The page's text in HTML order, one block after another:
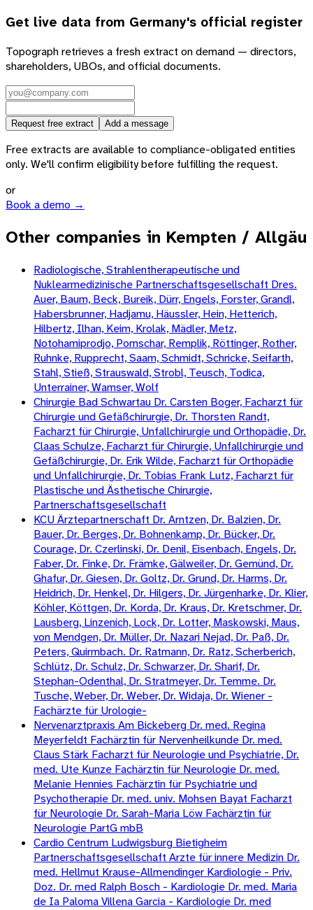
Get live data from Germany's official register
Topograph retrieves a fresh extract on demand — directors,
shareholders, UBOs, and official documents.
Request free extract Add a message
Free extracts are available to compliance-obligated entities
only. We'll confirm eligibility before fulfilling the request.
or
Book a demo →
Other companies in Kempten / Allgäu
Radiologische, Strahlentherapeutische und
Nuklearmedizinische Partnerschaftsgesellschaft Dres.
Auer, Baum, Beck, Bureik, Dürr, Engels, Forster, Grandl,
Habersbrunner, Hadjamu, Häussler, Hein, Hetterich,
Hilbertz, Ilhan, Keim, Krolak, Mädler, Metz,
Notohamiprodjo, Pomschar, Remplik, Röttinger, Rother,
Ruhnke, Rupprecht, Saam, Schmidt, Schricke, Seifarth,
Stahl, Stieß, Strauswald, Strobl, Teusch, Todica,
Unterrainer, Wamser, Wolf
Chirurgie Bad Schwartau Dr. Carsten Boger, Facharzt für
Chirurgie und Gefäßchirurgie, Dr. Thorsten Randt,
Facharzt für Chirurgie, Unfallchirurgie und Orthopädie, Dr.
Claas Schulze, Facharzt für Chirurgie, Unfallchirurgie und
Gefäßchirurgie, Dr. Erik Wilde, Facharzt für Orthopädie
und Unfallchirurgie, Dr. Tobias Frank Lutz, Facharzt für
Plastische und Ästhetische Chirurgie,
Partnerschaftsgesellschaft
KCU Ärztepartnerschaft Dr. Arntzen, Dr. Balzien, Dr.
Bauer, Dr. Berges, Dr. Bohnenkamp, Dr. Bücker, Dr.
Courage, Dr. Czerlinski, Dr. Denil, Eisenbach, Engels, Dr.
Faber, Dr. Finke, Dr. Främke, Gälweiler, Dr. Gemünd, Dr.
Ghafur, Dr. Giesen, Dr. Goltz, Dr. Grund, Dr. Harms, Dr.
Heidrich, Dr. Henkel, Dr. Hilgers, Dr. Jürgenharke, Dr. Klier,
Köhler, Köttgen, Dr. Korda, Dr. Kraus, Dr. Kretschmer, Dr.
Lausberg, Linzenich, Lock, Dr. Lotter, Maskowski, Maus,
von Mendgen, Dr. Müller, Dr. Nazari Nejad, Dr. Paß, Dr.
Peters, Quirmbach. Dr. Ratmann, Dr. Ratz, Scherberich,
Schlütz, Dr. Schulz, Dr. Schwarzer, Dr. Sharif, Dr.
Stephan-Odenthal, Dr. Stratmeyer, Dr. Temme. Dr.
Tusche, Weber, Dr. Weber, Dr. Widaja, Dr. Wiener -
Fachärzte für Urologie-
Nervenarztpraxis Am Bickeberg Dr. med. Regina
Meyerfeldt Fachärztin für Nervenheilkunde Dr. med.
Claus Stärk Facharzt für Neurologie und Psychiatrie, Dr.
med. Ute Kunze Fachärztin für Neurologie Dr. med.
Melanie Hennies Fachärztin für Psychiatrie und
Psychotherapie Dr. med. univ. Mohsen Bayat Facharzt
für Neurologie Dr. Sarah-Maria Löw Fachärztin für
Neurologie PartG mbB
Cardio Centrum Ludwigsburg Bietigheim
Partnerschaftsgesellschaft Arzte für innere Medizin Dr.
med. Hellmut Krause-Allmendinger Kardiologie - Priv.
Doz. Dr. med Ralph Bosch - Kardiologie Dr. med. Maria
de Ia Paloma Villena Garcia - Kardiologie Dr. med